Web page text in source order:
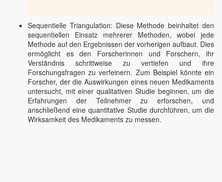
Sequentielle Triangulation: Diese Methode beinhaltet den
sequentiellen Einsatz mehrerer Methoden, wobei jede
Methode auf den Ergebnissen der vorherigen aufbaut. Dies
ermöglicht es den Forscherinnen und Forschern, ihr
Verständnis schrittweise zu vertiefen und ihre
Forschungsfragen zu verfeinern. Zum Beispiel könnte ein
Forscher, der die Auswirkungen eines neuen Medikaments
untersucht, mit einer qualitativen Studie beginnen, um die
Erfahrungen der Teilnehmer zu erforschen, und
anschließend eine quantitative Studie durchführen, um die
Wirksamkeit des Medikaments zu messen.